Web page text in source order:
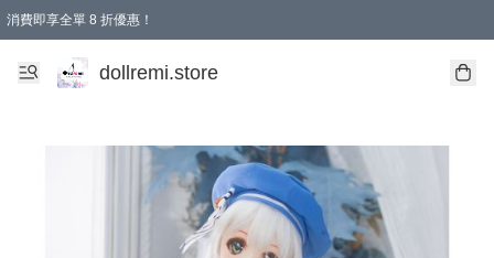
消費即享全單 8 折優惠！
購物滿 HKD 1500.00即享免運費優惠！（適用於 本地送貨、本地取貨、國際送貨 )
dollremi.store